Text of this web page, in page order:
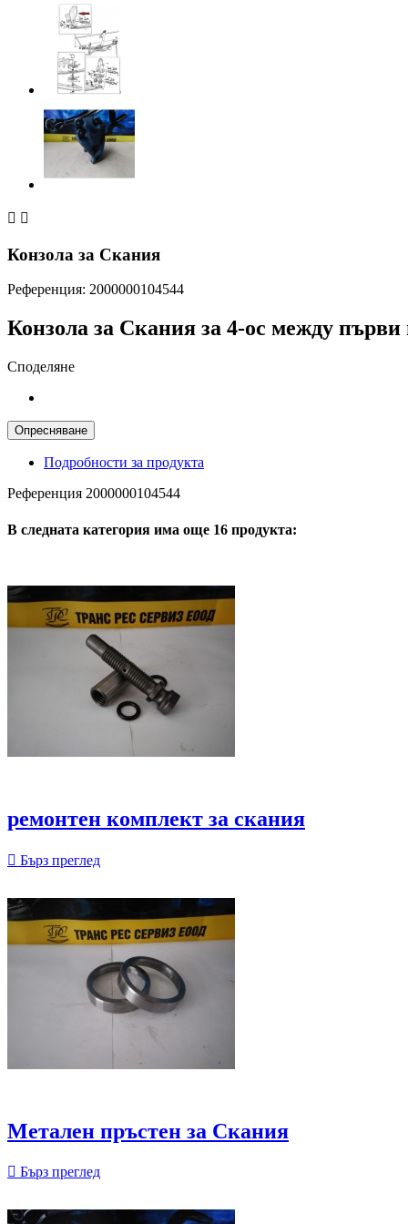
 
Конзола за Скания
Референция: 2000000104544
Конзола за Скания за 4-ос между
Споделяне
Подробности за продукта
Референция 2000000104544
В следната категория има още 16 продукта:
ремонтен комплект за скания
 Бърз преглед
Метален пръстен за Скания
 Бърз преглед